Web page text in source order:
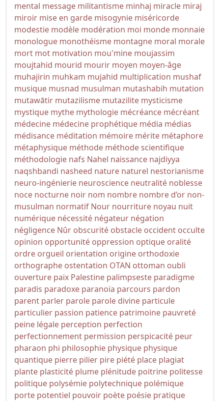
mental message militantisme minhaj miracle miraj
miroir mise en garde misogynie miséricorde
modestie modèle modération moi monde monnaie
monologue monothéisme montagne moral morale
mort mot motivation mou'mine moujassim
moujtahid mourid mourir moyen moyen-âge
muhajirin muhkam mujahid multiplication mushaf
musique musnad musulman mutashabih mutation
mutawātir mutazilisme mutazilite mysticisme
mystique mythe mythologie mécréance mécréant
médecine médecine prophétique média médias
médisance méditation mémoire mérite métaphore
métaphysique méthode méthode scientifique
méthodologie nafs Nahel naissance najdiyya
naqshbandi nasheed nature naturel nestorianisme
neuro-ingénierie neuroscience neutralité noblesse
noce nocturne noir nom nombre nombre d’or non-
musulman normatif Nour nourriture noyau nuit
numérique nécessité négateur négation
négligence Nûr obscurité obstacle occident occulte
opinion opportunité oppression optique oralité
ordre orgueil orientation origine orthodoxie
orthographe ostentation OTAN ottoman oubli
ouverture paix Palestine palimpseste paradigme
paradis paradoxe paranoïa parcours pardon
parent parler parole parole divine particule
particulier passion patience patrimoine pauvreté
peine légale perception perfection
perfectionnement permission perspicacité peur
pharaon phi philosophie physique physique
quantique pierre pilier pire piété place plagiat
plante plasticité plume plénitude poitrine politesse
politique polysémie polytechnique polémique
porte potentiel pouvoir poète poésie pratique